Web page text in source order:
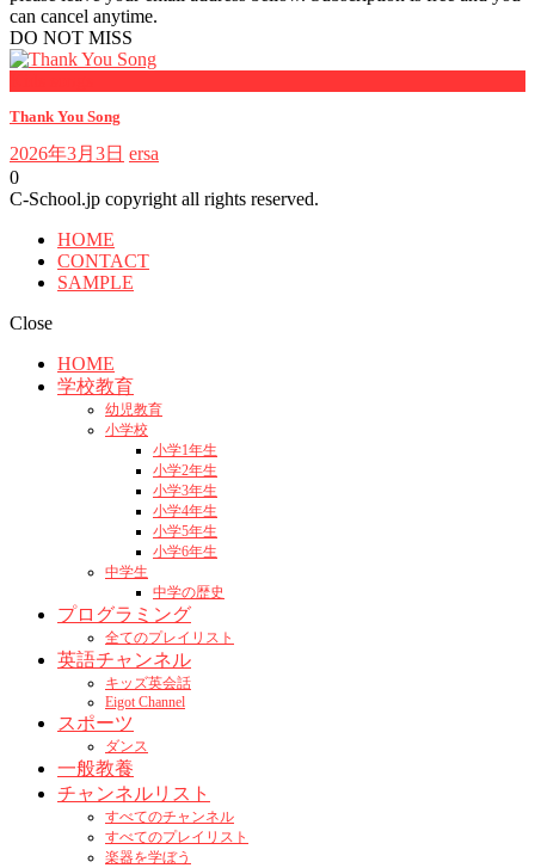
can cancel anytime.
DO NOT MISS
Thank You Song
2026年3月3日 ersa
0
C-School.jp copyright all rights reserved.
HOME
CONTACT
SAMPLE
Close
HOME
学校教育
幼児教育
小学校
小学1年生
小学2年生
小学3年生
小学4年生
小学5年生
小学6年生
中学生
中学の歴史
プログラミング
全てのプレイリスト
英語チャンネル
キッズ英会話
Eigot Channel
スポーツ
ダンス
一般教養
チャンネルリスト
すべてのチャンネル
すべてのプレイリスト
楽器を学ぼう